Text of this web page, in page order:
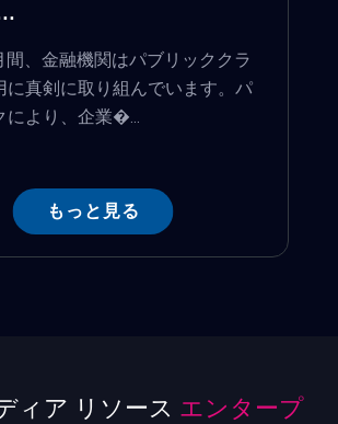
間、金融機関はパブリッククラ
に真剣に取り組んでいます。パ
により、企業�...
もっと見る
ィア リソース エンタープ